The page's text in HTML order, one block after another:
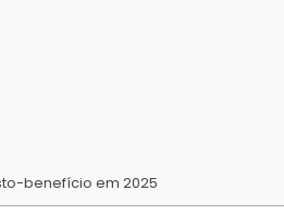
benefício em 2025